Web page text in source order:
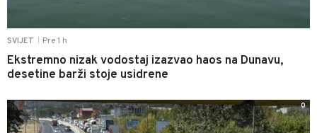
SVIJET Pre 1 h
Ekstremno nizak vodostaj izazvao haos na Dunavu,
desetine barži stoje usidrene
0